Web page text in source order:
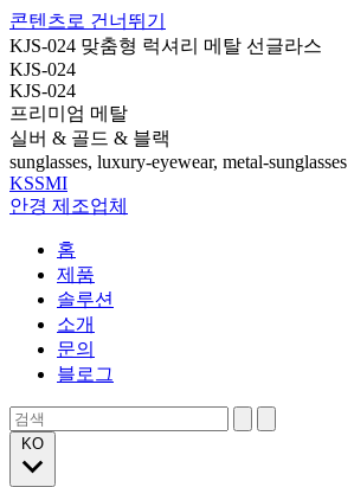
콘텐츠로 건너뛰기
KJS-024 맞춤형 럭셔리 메탈 선글라스
KJS-024
KJS-024
프리미엄 메탈
실버 & 골드 & 블랙
sunglasses, luxury-eyewear, metal-sunglasses
KSSMI
안경 제조업체
홈
제품
솔루션
소개
문의
블로그